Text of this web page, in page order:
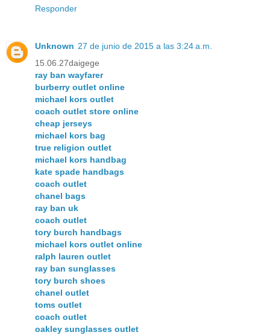
Responder
Unknown 27 de junio de 2015 a las 3:24 a.m.
15.06.27daigege
ray ban wayfarer
burberry outlet online
michael kors outlet
coach outlet store online
cheap jerseys
michael kors bag
true religion outlet
michael kors handbag
kate spade handbags
coach outlet
chanel bags
ray ban uk
coach outlet
tory burch handbags
michael kors outlet online
ralph lauren outlet
ray ban sunglasses
tory burch shoes
chanel outlet
toms outlet
coach outlet
oakley sunglasses outlet